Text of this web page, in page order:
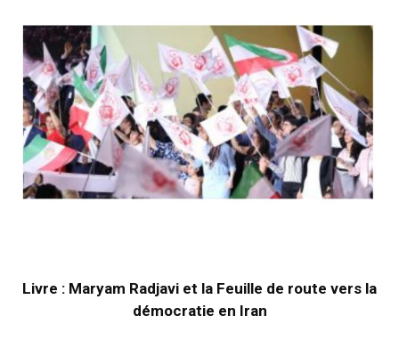
Livre : Maryam Radjavi et la Feuille de route vers la
démocratie en Iran